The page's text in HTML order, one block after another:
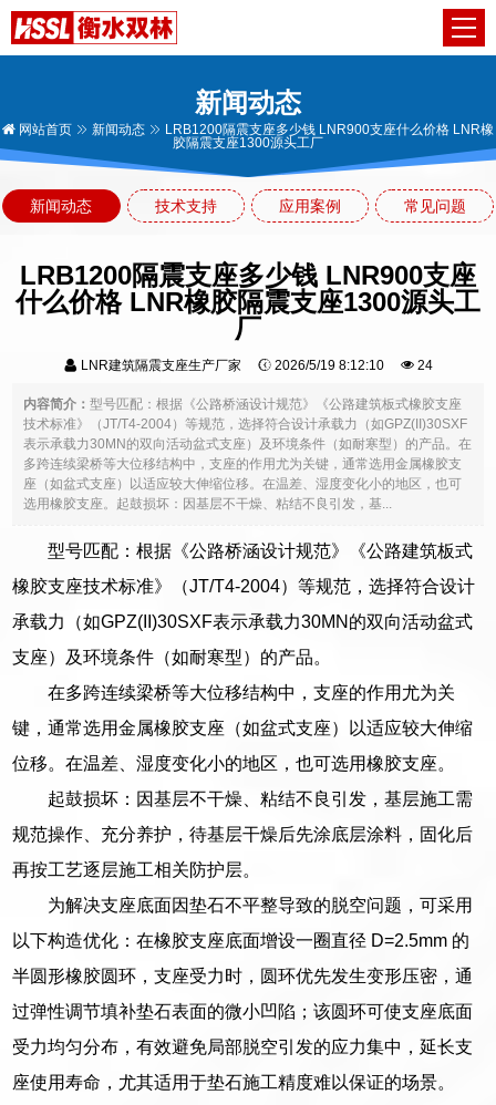
新闻动态
网站首页 新闻动态
LRB1200隔震支座多少钱 LNR900支座什么价格 LNR橡
胶隔震支座1300源头工厂
新闻动态 技术支持 应用案例 常见问题
LRB1200隔震支座多少钱 LNR900支座
什么价格 LNR橡胶隔震支座1300源头工
厂
LNR建筑隔震支座生产厂家 2026/5/19 8:12:10 24
内容简介：型号匹配：根据《公路桥涵设计规范》《公路建筑板式橡胶支座
技术标准》（JT/T4-2004）等规范，选择符合设计承载力（如GPZ(II)30SXF
表示承载力30MN的双向活动盆式支座）及环境条件（如耐寒型）的产品。在
多跨连续梁桥等大位移结构中，支座的作用尤为关键，通常选用金属橡胶支
座（如盆式支座）以适应较大伸缩位移。在温差、湿度变化小的地区，也可
选用橡胶支座。起鼓损坏：因基层不干燥、粘结不良引发，基...
型号匹配：根据《公路桥涵设计规范》《公路建筑板式
橡胶支座技术标准》（JT/T4-2004）等规范，选择符合设计
承载力（如GPZ(II)30SXF表示承载力30MN的双向活动盆式
支座）及环境条件（如耐寒型）的产品。
在多跨连续梁桥等大位移结构中，支座的作用尤为关
键，通常选用金属橡胶支座（如盆式支座）以适应较大伸缩
位移。在温差、湿度变化小的地区，也可选用橡胶支座。
起鼓损坏：因基层不干燥、粘结不良引发，基层施工需
规范操作、充分养护，待基层干燥后先涂底层涂料，固化后
再按工艺逐层施工相关防护层。
为解决支座底面因垫石不平整导致的脱空问题，可采用
以下构造优化：在橡胶支座底面增设一圈直径 D=2.5mm 的
半圆形橡胶圆环，支座受力时，圆环优先发生变形压密，通
过弹性调节填补垫石表面的微小凹陷；该圆环可使支座底面
受力均匀分布，有效避免局部脱空引发的应力集中，延长支
座使用寿命，尤其适用于垫石施工精度难以保证的场景。